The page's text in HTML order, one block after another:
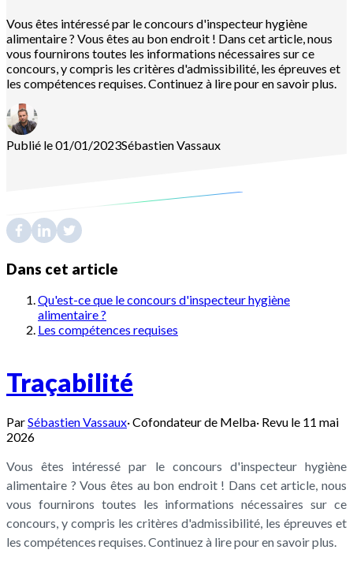
Vous êtes intéressé par le concours d'inspecteur hygiène
alimentaire ? Vous êtes au bon endroit ! Dans cet article, nous
vous fournirons toutes les informations nécessaires sur ce
concours, y compris les critères d'admissibilité, les épreuves et
les compétences requises. Continuez à lire pour en savoir plus.
Publié le 01/01/2023SébastienVassaux
Dans cet article
Qu'est-ce que le concours d'inspecteur hygiène
alimentaire ?
Les compétences requises
Traçabilité
ParSébastien Vassaux·Cofondateur de Melba· Revu le 11 mai
2026
Vous êtes intéressé par le concours d'inspecteur hygiène
alimentaire ? Vous êtes au bon endroit ! Dans cet article, nous
vous fournirons toutes les informations nécessaires sur ce
concours, y compris les critères d'admissibilité, les épreuves et
les compétences requises. Continuez à lire pour en savoir plus.